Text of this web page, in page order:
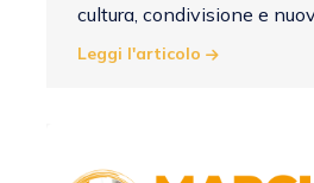
cultura, condivisione e
Leggi l'articolo